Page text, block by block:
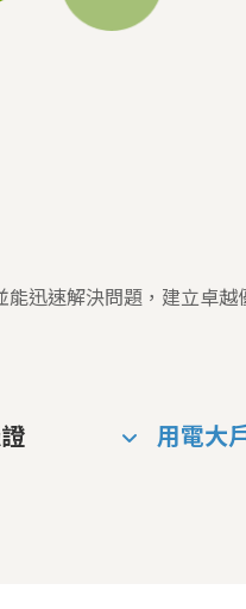
迅速解決問題，建立卓
用電大